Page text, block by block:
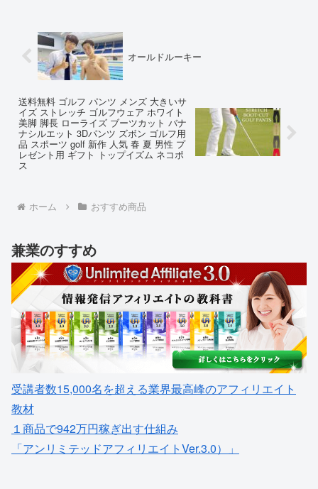
オールドルーキー
送料無料 ゴルフ パンツ メンズ 大きいサ
イズ ストレッチ ゴルフウェア ホワイト
美脚 脚長 ローライズ ブーツカット バナ
ナシルエット 3Dパンツ ズボン ゴルフ用
品 スポーツ golf 新作 人気 春 夏 男性 プ
レゼント用 ギフト トップイズム ネコポ
ス
ホーム おすすめ商品
兼業のすすめ
受講者数15,000名を超える業界最高峰のアフィリエイト
教材
１商品で942万円稼ぎ出す仕組み
「アンリミテッドアフィリエイトVer.3.0）」